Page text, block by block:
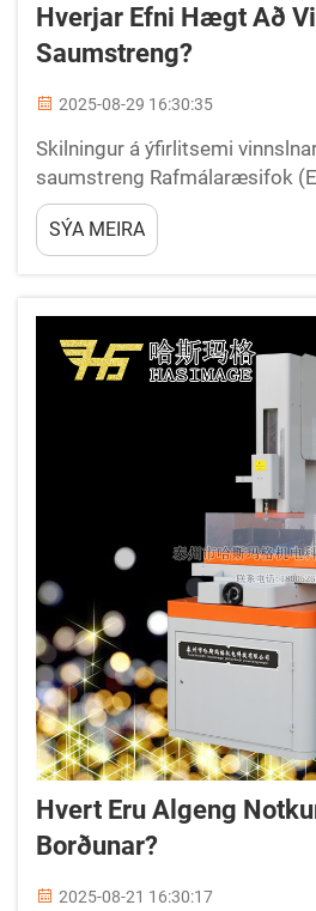
Hverjar Efni Hægt Að
Saumstreng?
2025-08-29 16:30:35
Skilningur á ýfirlitsemi
saumstreng Rafmálaræsifok
saumstreng hefur breytt
ýmsum iðnaðargreinum. Þessi
vinnsluaðferð notast við
SÝA MEIRA
Hvert Eru Algeng
Borðunar?
2025-08-21 16:30:17